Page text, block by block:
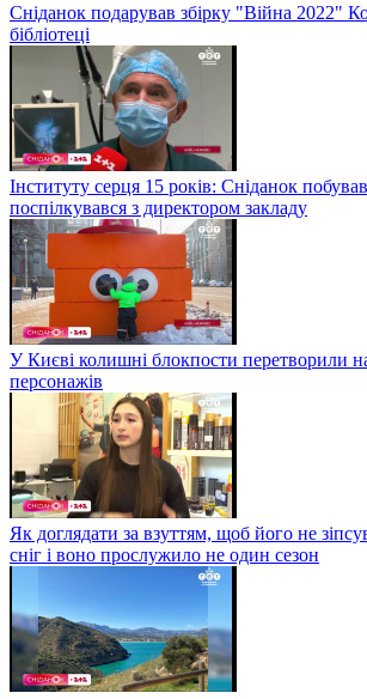
Сніданок подарував збірку "Війна 2022"
бібліотеці
Інституту серця 15 років: Сніданок
поспілкувався з директором закладу
У Києві колишні блокпости перетворили
персонажів
Як доглядати за взуттям, щоб його не
сніг і воно прослужило не один сезон